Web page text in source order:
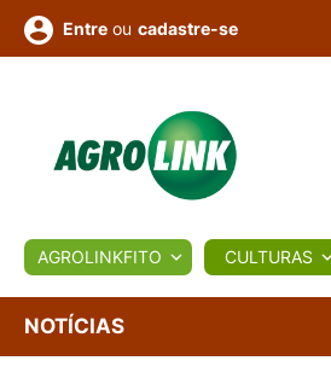
BIOLÓGICOS COTAÇÕES
Entre ou cadastre-se
AGROLINKFITO CULTURAS
NOTÍCIAS